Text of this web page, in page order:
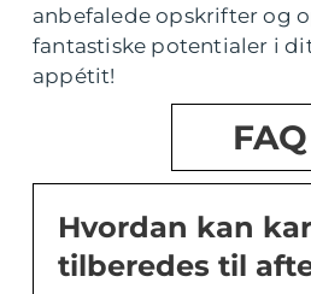
anbefalede opskrifter og
fantastiske potentialer i
appétit!
FAQ
Hvordan kan
tilberedes til